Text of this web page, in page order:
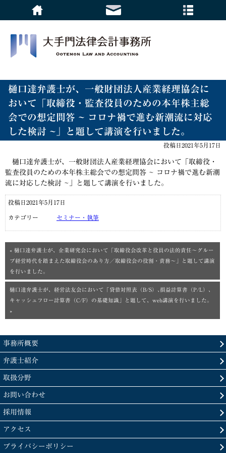
樋口達弁護士が、一般財団法人産業経理協会に
おいて「取締役・監査役員のための本年株主総
会での想定問答 ~ コロナ禍で進む新潮流に対応
した検討 ~」と題して講演を行いました。
投稿日2021年5月17日
樋口達弁護士が、一般財団法人産業経理協会において「取締役・
監査役員のための本年株主総会での想定問答 ~ コロナ禍で進む新潮
流に対応した検討 ~」と題して講演を行いました。
投稿日2021年5月17日
カテゴリー セミナー・執筆
« 樋口達弁護士が、企業研究会において「取締役会改革と役員の法的責任～グルー
プ経営時代を踏まえた取締役会のあり方／取締役会の役割・責務～」と題して講演
を行いました。
樋口達弁護士が、経営法友会において「貸借対照表（B/S）､損益計算書（P/L）､
キャッシュフロー計算書（C/F）の基礎知識」と題して、web講演を行いました。
»
事務所概要
弁護士紹介
取扱分野
お問い合わせ
採用情報
アクセス
プライバシーポリシー